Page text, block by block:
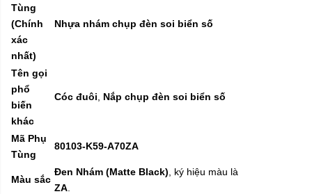
Tùng
(Chính
xác
nhất)
Nhựa nhám chụp đèn soi biển số
Tên gọi
phổ
biến
khác
Cóc đuôi Nắp chụp đèn soi biển số
Mã Phụ
Tùng
80103-K59-A70ZA
Màu sắc
Đen Nhám (Matte Black) , ký hiệu màu là
ZA